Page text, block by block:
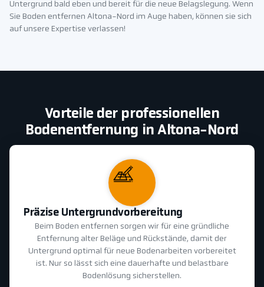
Untergrund bald eben und bereit für die neue Belagslegung. Wenn
Sie Boden entfernen Altona-Nord im Auge haben, können sie sich
auf unsere Expertise verlassen!
Vorteile der professionellen
Bodenentfernung in Altona-Nord
Präzise Untergrundvorbereitung
Beim Boden entfernen sorgen wir für eine gründliche
Entfernung alter Beläge und Rückstände, damit der
Untergrund optimal für neue Bodenarbeiten vorbereitet
ist. Nur so lässt sich eine dauerhafte und belastbare
Bodenlösung sicherstellen.